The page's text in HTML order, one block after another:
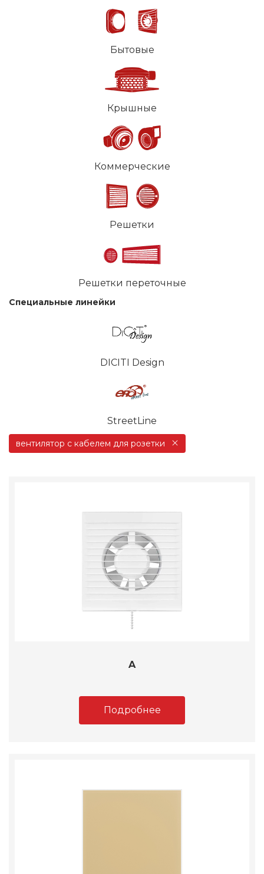
Бытовые
Крышные
Коммерческие
Решетки
Решетки переточные
Специальные линейки
DICITI Design
StreetLine
вентилятор с кабелем для розетки
A
Подробнее